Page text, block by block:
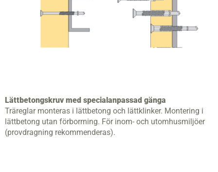
Lättbetongskruv med specialanpassad gänga
Träreglar monteras i lättbetong och lättklinker. Montering i
lättbetong utan förborrning. För inom- och utomhusmiljöer
(provdragning rekommenderas).